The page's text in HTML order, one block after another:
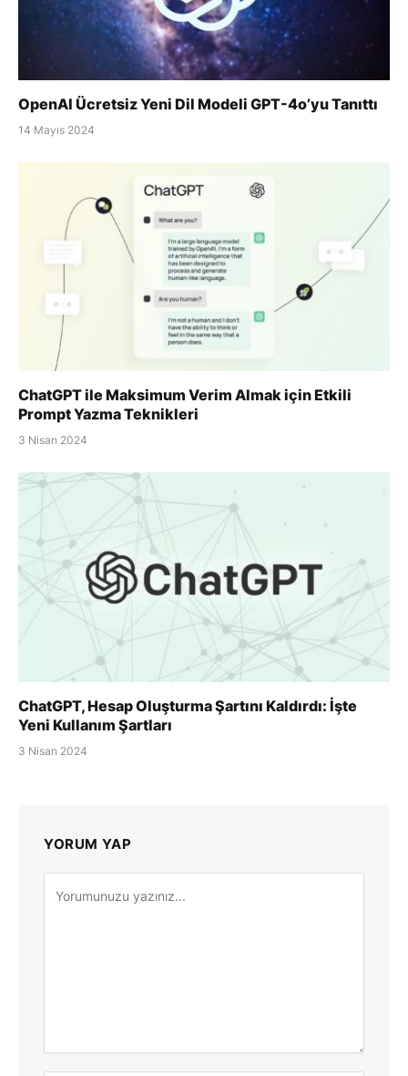
OpenAI Ücretsiz Yeni Dil Modeli GPT-4o’yu Tanıttı
14 Mayıs 2024
ChatGPT ile Maksimum Verim Almak için Etkili
Prompt Yazma Teknikleri
3 Nisan 2024
ChatGPT, Hesap Oluşturma Şartını Kaldırdı: İşte
Yeni Kullanım Şartları
3 Nisan 2024
YORUM YAP